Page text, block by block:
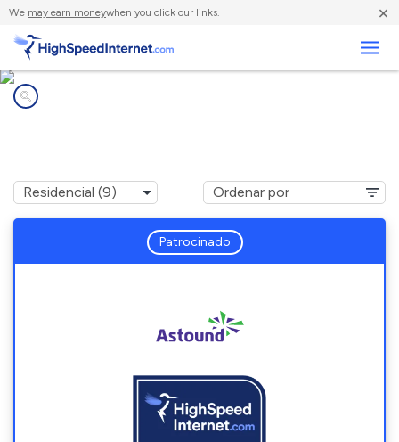
We may earn moneywhen you click our links. ×
Patrocinado